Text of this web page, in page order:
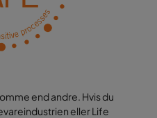
end andre. Hvis du
eller Life